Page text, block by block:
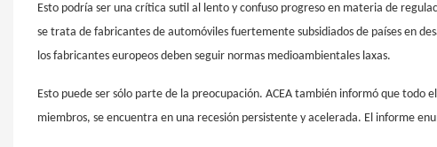
Esto podría ser una crítica sutil al lento y confuso progreso en materia de
se trata de fabricantes de automóviles fuertemente subsidiados de países en
los fabricantes europeos deben seguir normas medioambientales laxas.
Esto puede ser sólo parte de la preocupación. ACEA también informó que
miembros, se encuentra en una recesión persistente y acelerada. El informe